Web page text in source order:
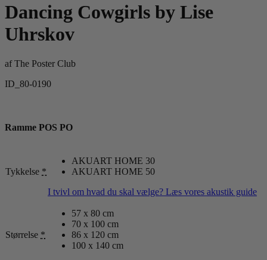
Dancing Cowgirls by Lise
Uhrskov
afThe Poster Club
ID_80-0190
Ramme POS PO
Tykkelse *
AKUART HOME 30
AKUART HOME 50
I tvivl om hvad du skal vælge? Læs vores akustik guide
Størrelse *
57 x 80 cm
70 x 100 cm
86 x 120 cm
100 x 140 cm